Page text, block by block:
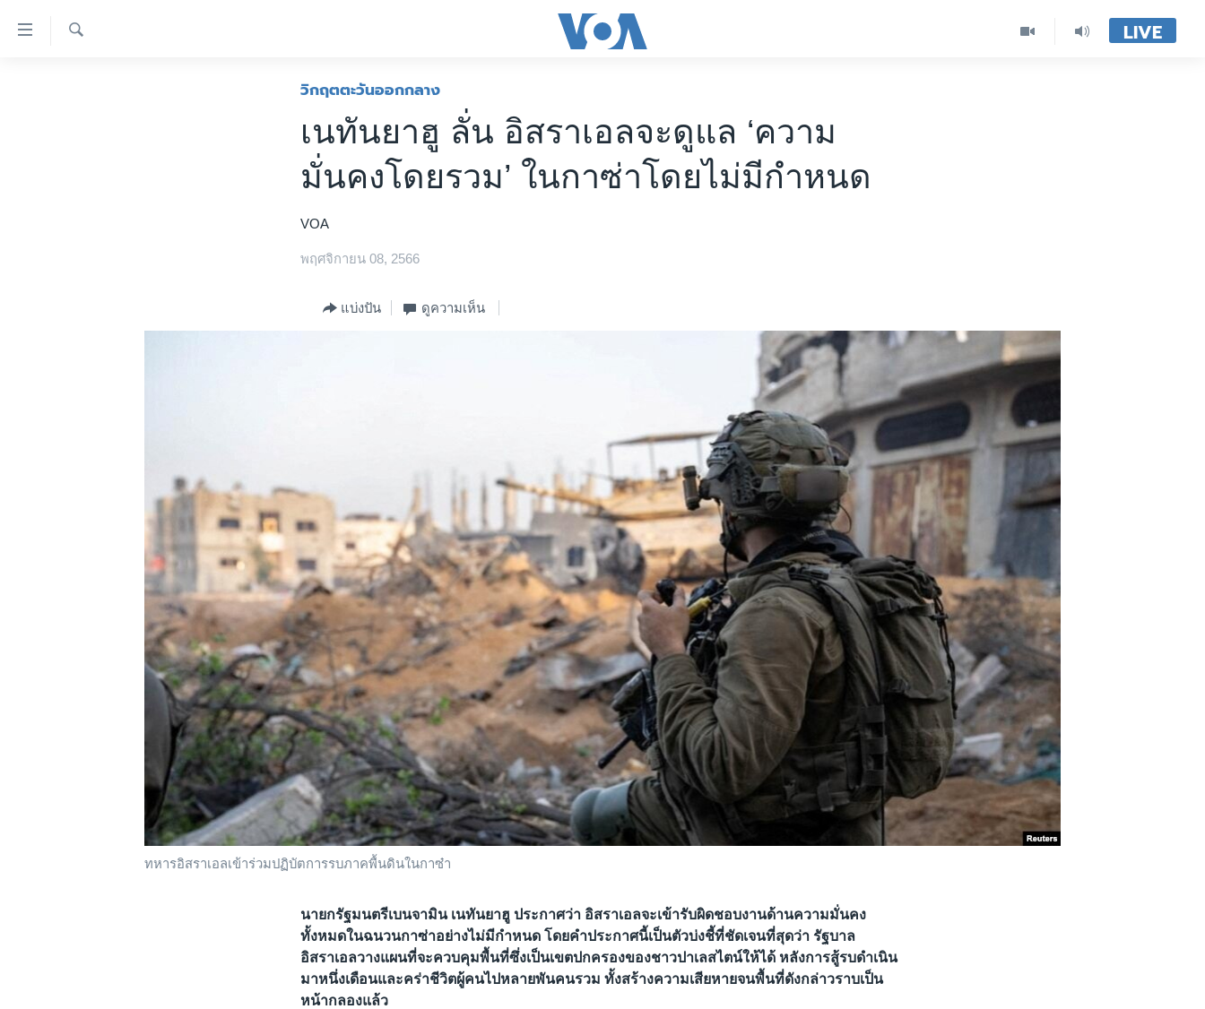
LIVE
วิกฤตตะวันออกกลาง
เนทันยาฮู ลั่น อิสราเอลจะดูแล ‘ความ
มั่นคงโดยรวม’ ในกาซ่าโดยไม่มีกำหนด
VOA
พฤศจิกายน 08, 2566
แบ่งปัน ดูความเห็น
ทหารอิสราเอลเข้าร่วมปฏิบัตการรบภาคพื้นดินในกาซ๋า
นายกรัฐมนตรีเบนจามิน เนทันยาฮู ประกาศว่า อิสราเอลจะเข้ารับผิดชอบงานด้านความมั่นคง
ทั้งหมดในฉนวนกาซ่าอย่างไม่มีกำหนด โดยคำประกาศนี้เป็นตัวบ่งชี้ที่ชัดเจนที่สุดว่า รัฐบาล
อิสราเอลวางแผนที่จะควบคุมพื้นที่ซึ่งเป็นเขตปกครองของชาวปาเลสไตน์ให้ได้ หลังการสู้รบดำเนิน
มาหนึ่งเดือนและคร่าชีวิตผู้คนไปหลายพันคนรวม ทั้งสร้างความเสียหายจนพื้นที่ดังกล่าวราบเป็น
หน้ากลองแล้ว